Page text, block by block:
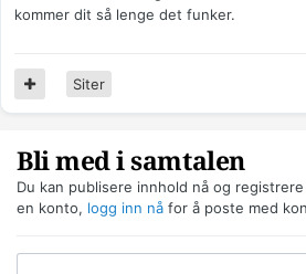
kommer dit så lenge det funker.
Siter
Bli med i samtalen
Du kan publisere innhold nå og
en konto, logg inn nå for å poste med